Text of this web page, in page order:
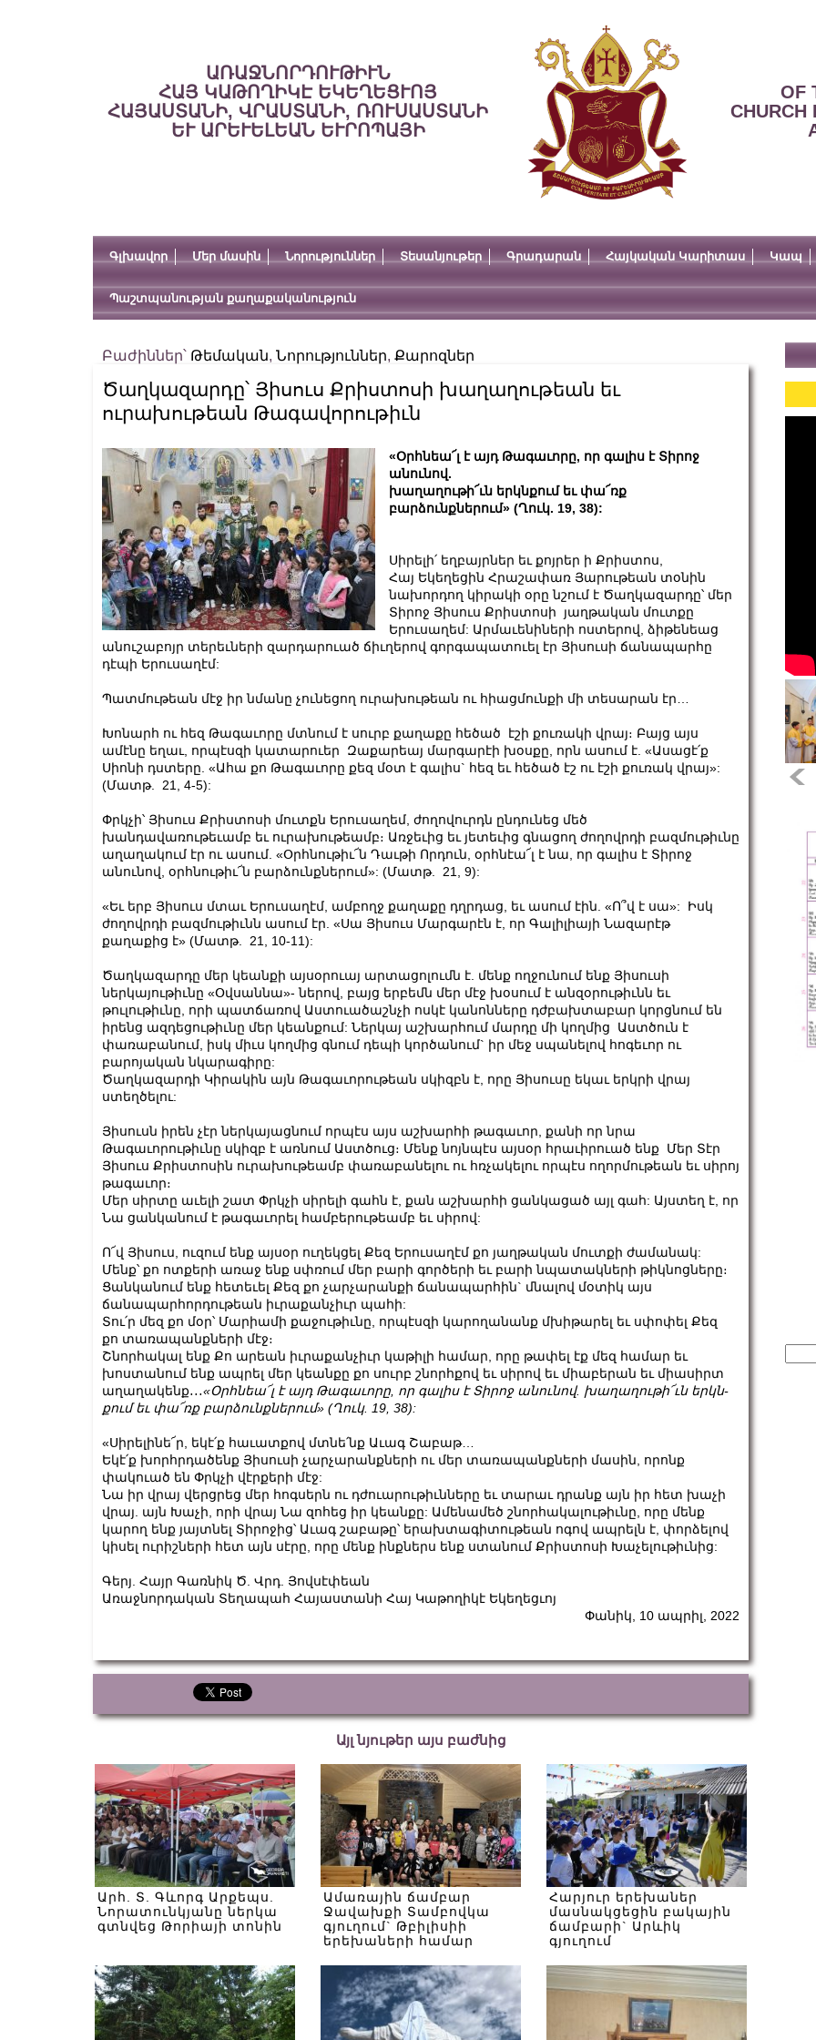
ԱՌԱՋՆՈՐԴՈՒԹԻՒՆ
ՀԱՅ ԿԱԹՈՂԻԿԷ ԵԿԵՂԵՑՒՈՅ
ՀԱՅԱՍՏԱՆԻ, ՎՐԱՍՏԱՆԻ, ՌՈՒՍԱՍՏԱՆԻ
ԵՒ ԱՐԵՒԵԼԵԱՆ ԵՒՐՈՊԱՅԻ
OF
CHURCH
Գլխավոր Մեր մասին Նորություններ Տեսանյութեր Գրադարան Հայկական Կարիտաս Կապ
Պաշտպանության քաղաքականություն
Բաժիններ՝ Թեմական, Նորություններ, Քարոզներ
Ծաղկազարդը՝ Յիսուս Քրիստոսի խաղաղութեան եւ
ուրախութեան Թագավորութիւն
«Օրհնեա՜լ է այդ Թագաւորը, որ գալիս է Տիրոջ
անունով.
խաղաղութի՜ւն երկնքում եւ փա՜ռք
բարձունքներում» (Ղուկ. 19, 38):
Սիրելի՛ եղբայրներ եւ քոյրեր ի Քրիստոս,
Հայ Եկեղեցին Հրաշափառ Յարութեան տօնին
նախորդող կիրակի օրը նշում է Ծաղկազարդը՝ մեր
Տիրոջ Յիսուս Քրիստոսի յաղթական մուտքը
Երուսաղեմ: Արմաւենիների ոստերով, ձիթենեաց
անուշաբոյր տերեւների զարդարուած ճիւղերով գորգապատուել էր Յիսուսի ճանապարհը
դէպի Երուսաղէմ:
Պատմութեան մէջ իր նմանը չունեցող ուրախութեան ու հիացմունքի մի տեսարան էր…
Խոնարհ ու հեզ Թագաւորը մտնում է սուրբ քաղաքը հեծած էշի քուռակի վրայ։ Բայց այս
ամէնը եղաւ, որպէսզի կատարուեր Զաքարեայ մարգարէի խօսքը, որն ասում է. «Ասացէ՛ք
Սիոնի դստերը. «Ահա քո Թագաւորը քեզ մօտ է գալիս` հեզ եւ հեծած էշ ու էշի քուռակ վրայ»:
(Մատթ. 21, 4-5):
Փրկչի՝ Յիսուս Քրիստոսի մուտքն Երուսաղեմ, ժողովուրդն ընդունեց մեծ
խանդավառութեւամբ եւ ուրախութեամբ։ Առջեւից եւ յետեւից գնացող ժողովրդի բազմութիւնը
աղաղակում էր ու ասում. «Օրհնութիւ՜ն Դաւթի Որդուն, օրհնէա՜լ է նա, որ գալիս է Տիրոջ
անունով, օրհնութիւ՜ն բարձունքներում»: (Մատթ. 21, 9):
«Եւ երբ Յիսուս մտաւ Երուսաղէմ, ամբողջ քաղաքը դղրդաց, եւ ասում էին. «Ո՞վ է սա»: Իսկ
ժողովրդի բազմութիւնն ասում էր. «Սա Յիսուս Մարգարէն է, որ Գալիլիայի Նազարէթ
քաղաքից է» (Մատթ. 21, 10-11):
Ծաղկազարդը մեր կեանքի այսօրուայ արտացոլումն է. մենք ողջունում ենք Յիսուսի
ներկայութիւնը «Օվսաննա»- ներով, բայց երբեմն մեր մէջ խօսում է անզօրութիւնն եւ
թուլութիւնը, որի պատճառով Աստուածաշնչի ոսկէ կանոնները դժբախտաբար կորցնում են
իրենց ազդեցութիւնը մեր կեանքում: Ներկայ աշխարհում մարդը մի կողմից Աստծուն է
փառաբանում, իսկ միւս կողմից գնում դեպի կործանում` իր մեջ սպանելով հոգեւոր ու
բարոյական նկարագիրը:
Ծաղկազարդի Կիրակին այն Թագաւորութեան սկիզբն է, որը Յիսուսը եկաւ երկրի վրայ
ստեղծելու:
Յիսուսն իրեն չէր ներկայացնում որպէս այս աշխարհի թագաւոր, քանի որ նրա
Թագաւորութիւնը սկիզբ է առնում Աստծուց։ Մենք նոյնպէս այսօր հրաւիրուած ենք Մեր Տէր
Յիսուս Քրիստոսին ուրախութեամբ փառաբանելու ու հռչակելու որպէս ողորմութեան եւ սիրոյ
թագաւոր։
Մեր սիրտը աւելի շատ Փրկչի սիրելի գահն է, քան աշխարհի ցանկացած այլ գահ: Այստեղ է, որ
Նա ցանկանում է թագաւորել համբերութեամբ եւ սիրով:
Ո՜վ Յիսուս, ուզում ենք այսօր ուղեկցել Քեզ Երուսաղէմ քո յաղթական մուտքի ժամանակ:
Մենք՝ քո ոտքերի առաջ ենք սփռում մեր բարի գործերի եւ բարի նպատակների թիկնոցները։
Ցանկանում ենք հետեւել Քեզ քո չարչարանքի ճանապարհին` մնալով մօտիկ այս
ճանապարհորդութեան իւրաքանչիւր պահի:
Տու՛ր մեզ քո մօր՝ Մարիամի քաջութիւնը, որպէսզի կարողանանք մխիթարել եւ սփոփել Քեզ
քո տառապանքների մէջ։
Շնորհակալ ենք Քո արեան իւրաքանչիւր կաթիլի համար, որը թափել էք մեզ համար եւ
խոստանում ենք ապրել մեր կեանքը քո սուրբ շնորհքով եւ սիրով եւ միաբերան եւ միասիրտ
աղաղակենք․․․«Օր­հ­նեա՜լ է այդ Թա­գա­ւո­րը, որ գա­լիս է Տի­րոջ անու­նով. խաղա­ղու­թի՜ւն եր­կն­
քում եւ փա՜ռք բար­ձունք­նե­րում» (Ղուկ. 19, 38):
«Սիրելինե՜ր, եկէ՛ք հաւատքով մտնե՛նք Աւագ Շաբաթ…
Եկէ՛ք խորհրդածենք Յիսուսի չարչարանքների ու մեր տառապանքների մասին, որոնք
փակուած են Փրկչի վէրքերի մէջ:
Նա իր վրայ վերցրեց մեր հոգսերն ու դժուարութիւնները եւ տարաւ դրանք այն իր հետ խաչի
վրայ. այն Խաչի, որի վրայ Նա զոհեց իր կեանքը: Ամենամեծ շնորհակալութիւնը, որը մենք
կարող ենք յայտնել Տիրոջից՝ Աւագ շաբաթը՝ երախտագիտութեան ոգով ապրելն է, փորձելով
կիսել ուրիշների հետ այն սէրը, որը մենք ինքներս ենք ստանում Քրիստոսի Խաչելութիւնից:
Գերյ. Հայր Գառնիկ Ծ. Վրդ. Յովսէփեան
Առաջնորդական Տեղապահ Հայաստանի Հայ Կաթողիկէ Եկեղեցւոյ
Փանիկ, 10 ապրիլ, 2022
Այլ նյութեր այս բաժնից
Արհ. Տ. Գևորգ Արքեպս.
Նորատունկյանը ներկա
գտնվեց Թորիայի տոնին
Ամառային ճամբար
Ջավախքի Տամբովկա
գյուղում` Թբիլիսիի
երեխաների համար
Հարյուր երեխաներ
մասնակցեցին բակային
ճամբարի` Արևիկ
գյուղում
for: